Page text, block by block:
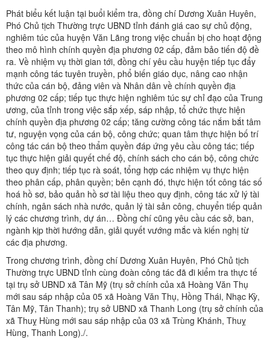
Phát biểu kết luận tại buổi kiểm tra, đồng chí Dương Xuân Huyên,
Phó Chủ tịch Thường trực UBND tỉnh đánh giá cao sự chủ động,
nghiêm túc của huyện Văn Lãng trong việc chuẩn bị cho hoạt động
theo mô hình chính quyền địa phương 02 cấp, đảm bảo tiến độ đề
ra. Về nhiệm vụ thời gian tới, đồng chí yêu cầu huyện tiếp tục đẩy
mạnh công tác tuyên truyền, phổ biến giáo dục, nâng cao nhận
thức của cán bộ, đảng viên và Nhân dân về chính quyền địa
phương 02 cấp; tiếp tục thực hiện nghiêm túc sự chỉ đạo của Trung
ương, của tỉnh trong việc sắp xếp, sáp nhập, tổ chức thực hiện
chính quyền địa phương 02 cấp; tăng cường công tác nắm bắt tâm
tư, nguyện vọng của cán bộ, công chức; quan tâm thực hiện bố trí
công tác cán bộ theo thẩm quyền đáp ứng yêu cầu công tác; tiếp
tục thực hiện giải quyết chế độ, chính sách cho cán bộ, công chức
theo quy định; tiếp tục rà soát, tổng hợp các nhiệm vụ thực hiện
theo phân cấp, phân quyền; bên cạnh đó, thực hiện tốt công tác số
hoá hồ sơ, bảo quản hồ sơ tài liệu theo quy định, công tác xử lý tài
chính, ngân sách nhà nước, quản lý tài sản công, chuyển tiếp quản
lý các chương trình, dự án… Đồng chí cũng yêu cầu các sở, ban,
ngành kịp thời hướng dẫn, giải quyết vướng mắc và kiến nghị từ
các địa phương.
Trong chương trình, đồng chí Dương Xuân Huyên, Phó Chủ tịch
Thường trực UBND tỉnh cùng đoàn công tác đã đi kiểm tra thực tế
tại trụ sở UBND xã Tân Mỹ (trụ sở chính của xã Hoàng Văn Thụ
mới sau sáp nhập của 05 xã Hoàng Văn Thụ, Hồng Thái, Nhạc Kỳ,
Tân Mỹ, Tân Thanh); trụ sở UBND xã Thanh Long (trụ sở chính của
xã Thuỵ Hùng mới sau sáp nhập của 03 xã Trùng Khánh, Thuỵ
Hùng, Thanh Long)./.